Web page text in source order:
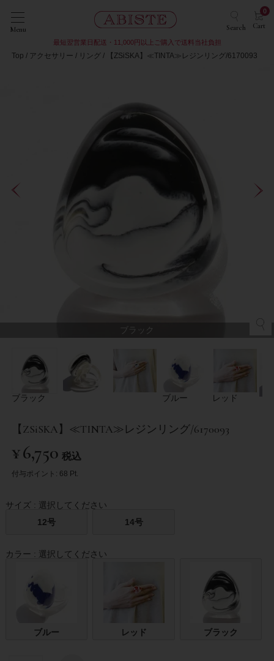
Menu Search Cart
0
最短翌営業日配送・11,000円以上ご購入で送料当社負担
Top アクセサリー リング 【ZSiSKA】≪TINTA≫レジンリング/6170093
ブラック
ブラック ブルー レッド
【ZSiSKA】≪TINTA≫レジンリング/6170093
¥6,750 税込
付与ポイント: 68 Pt.
サイズ
選択してください
12号
14号
カラー 選択してください
ブルー レッド ブラック